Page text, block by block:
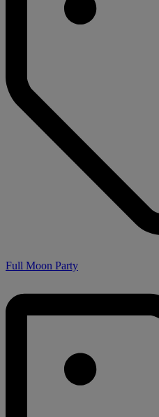
Full Moon Party